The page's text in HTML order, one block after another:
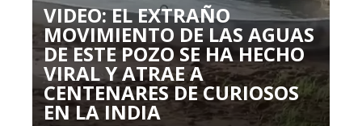
VIDEO: EL EXTRAÑO
MOVIMIENTO DE LAS AGUAS
DE ESTE POZO SE HA HECHO
VIRAL Y ATRAE A
CENTENARES DE CURIOSOS
EN LA INDIA